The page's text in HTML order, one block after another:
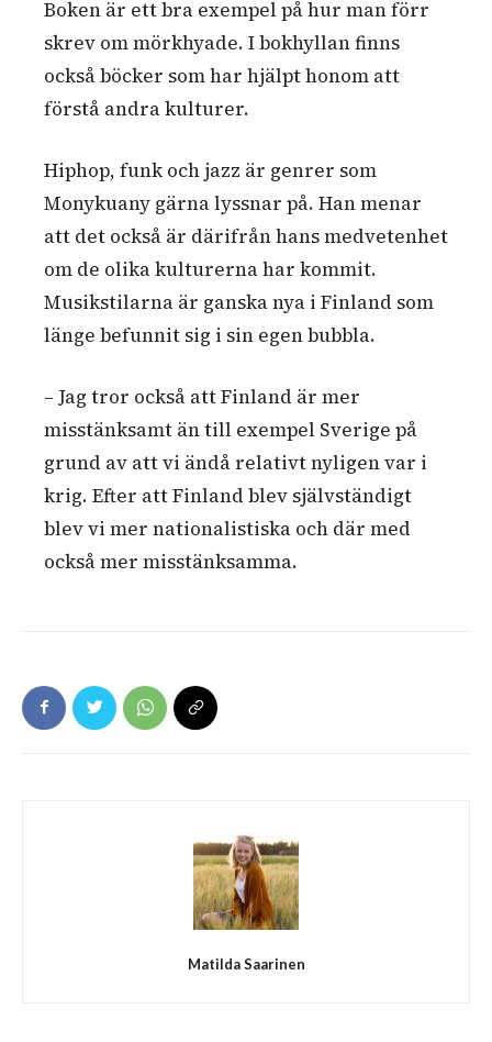
Boken är ett bra exempel på hur man förr
skrev om mörkhyade. I bokhyllan finns
också böcker som har hjälpt honom att
förstå andra kulturer.
Hiphop, funk och jazz är genrer som
Monykuany gärna lyssnar på. Han menar
att det också är därifrån hans medvetenhet
om de olika kulturerna har kommit.
Musikstilarna är ganska nya i Finland som
länge befunnit sig i sin egen bubbla.
– Jag tror också att Finland är mer
misstänksamt än till exempel Sverige på
grund av att vi ändå relativt nyligen var i
krig. Efter att Finland blev självständigt
blev vi mer nationalistiska och där med
också mer misstänksamma.
Matilda Saarinen